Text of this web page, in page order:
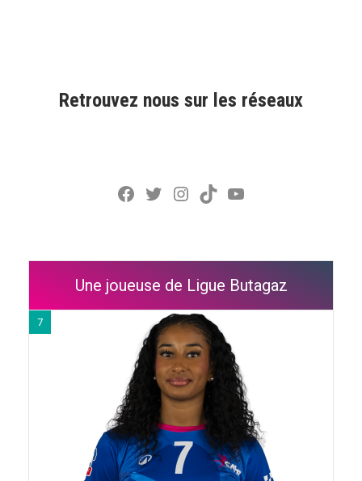
Retrouvez nous sur les réseaux
Facebook
Twitter
Instagram
TikTokYouTube
Une joueuse de Ligue Butagaz
7